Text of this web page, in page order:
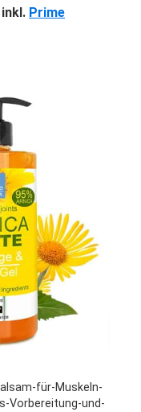
inkl. Prime
für-Muskeln-
Vorbereitung-und-